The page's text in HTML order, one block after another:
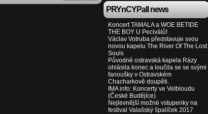
PRYnCYPall news
Koncert TAMALA a WOE BETIDE
THE BOY U Peciválů!
Václav Votruba představuje svou
novou kapelu The River Of The Lost
Souls
Původně ostravská kapela Rázy
ohlásila konec a loučila se se svými
fanoušky v Ostravském
Chacharkově doupěti.
IMA info: Koncerty ve Velbloudu
(České Budějíce)
Nejlevnější možné vstupenky na
festival Valašský špalíček 2017